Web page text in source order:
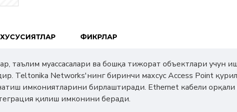
ХУСУСИЯТЛАР ФИКРЛАР
таълим муассасалари ва бошқа тижорат объектлари учун
Teltonika Networks'нинг биринчи махсус Access Point
имкониятларини бирлаштиради. Ethernet кабели
қилиш имконини беради.